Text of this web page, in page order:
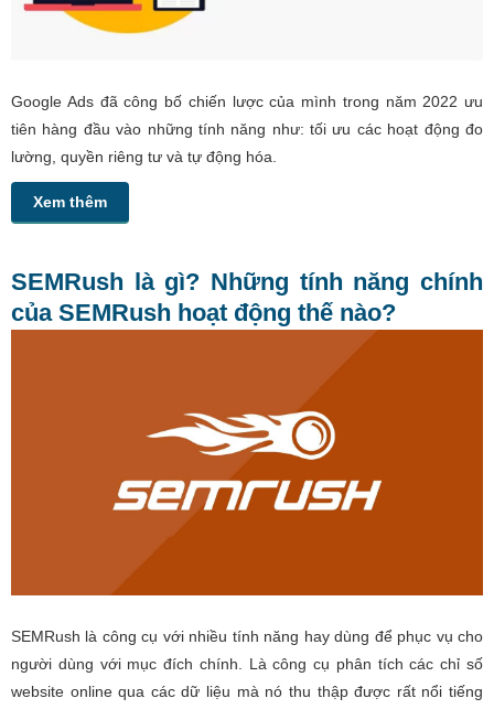
Google Ads đã công bố chiến lược của mình trong năm 2022 ưu
tiên hàng đầu vào những tính năng như: tối ưu các hoạt động đo
lường, quyền riêng tư và tự động hóa.
Xem thêm
SEMRush là gì? Những tính năng chính
của SEMRush hoạt động thế nào?
SEMRush là công cụ với nhiều tính năng hay dùng để phục vụ cho
người dùng với mục đích chính. Là công cụ phân tích các chỉ số
website online qua các dữ liệu mà nó thu thập được rất nổi tiếng